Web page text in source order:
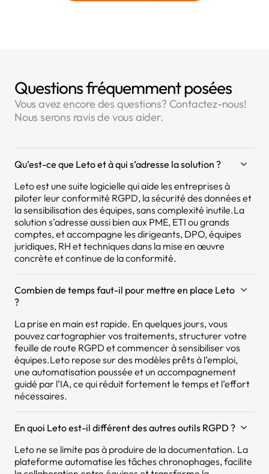
Questions fréquemment posées
Vous avez encore des questions? Contactez-nous!
Nous serons ravis de vous aider.
Qu’est-ce que Leto et à qui s’adresse la solution ?
Leto est une suite logicielle qui aide les entreprises à
piloter leur conformité RGPD, la sécurité des données et
la sensibilisation des équipes, sans complexité inutile.La
solution s’adresse aussi bien aux PME, ETI ou grands
comptes, et accompagne les dirigeants, DPO, équipes
juridiques, RH et techniques dans la mise en œuvre
concrète et continue de la conformité.
Combien de temps faut-il pour mettre en place Leto
?
La prise en main est rapide. En quelques jours, vous
pouvez cartographier vos traitements, structurer votre
feuille de route RGPD et commencer à sensibiliser vos
équipes.Leto repose sur des modèles prêts à l’emploi,
une automatisation poussée et un accompagnement
guidé par l’IA, ce qui réduit fortement le temps et l’effort
nécessaires.
En quoi Leto est-il différent des autres outils RGPD ?
Leto ne se limite pas à produire de la documentation. La
plateforme automatise les tâches chronophages, facilite